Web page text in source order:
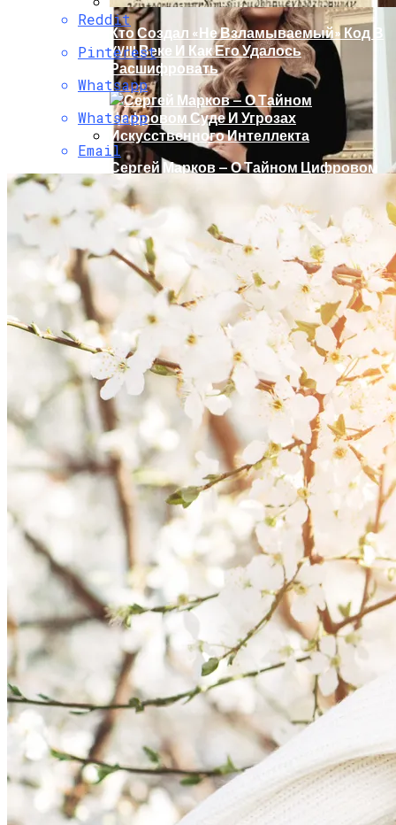
Раскрась Свой Год: Какой Цвет
Принесет Тебе Успех В 2026 Году По
Знаку Зодиака
Ваша Любовь К Оранжевому: Глоток
Энергии Или Сигнал Уставшей Души
Кто Создал «не Взламываемый» Код В
XVIII Веке И Как Его Удалось
Расшифровать
Сергей Марков — О Тайном Цифровом
Суде И Угрозах Искусственного
Интеллекта
Интересные Факты О Войнах…
Reddit
Pinterest
Whatsapp
Whatsapp
Email